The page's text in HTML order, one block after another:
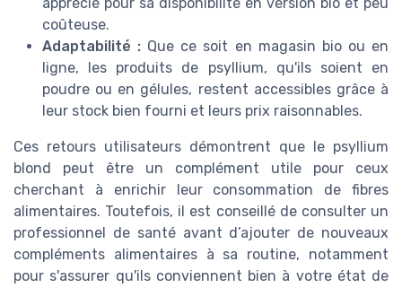
apprécié pour sa disponibilité en version bio et peu
coûteuse.
Adaptabilité : Que ce soit en magasin bio ou en
ligne, les produits de psyllium, qu'ils soient en
poudre ou en gélules, restent accessibles grâce à
leur stock bien fourni et leurs prix raisonnables.
Ces retours utilisateurs démontrent que le psyllium
blond peut être un complément utile pour ceux
cherchant à enrichir leur consommation de fibres
alimentaires. Toutefois, il est conseillé de consulter un
professionnel de santé avant d’ajouter de nouveaux
compléments alimentaires à sa routine, notamment
pour s'assurer qu'ils conviennent bien à votre état de